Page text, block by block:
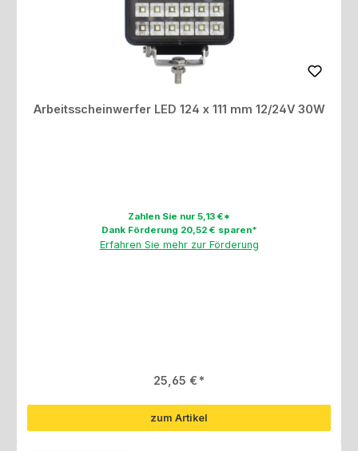
Arbeitsscheinwerfer LED 124 x 111 mm 12/24V 30W
Zahlen Sie nur 5,13 €*
Dank Förderung 20,52 € sparen*
Erfahren Sie mehr zur Förderung
Regulärer Preis:
25,65 €
zum Artikel